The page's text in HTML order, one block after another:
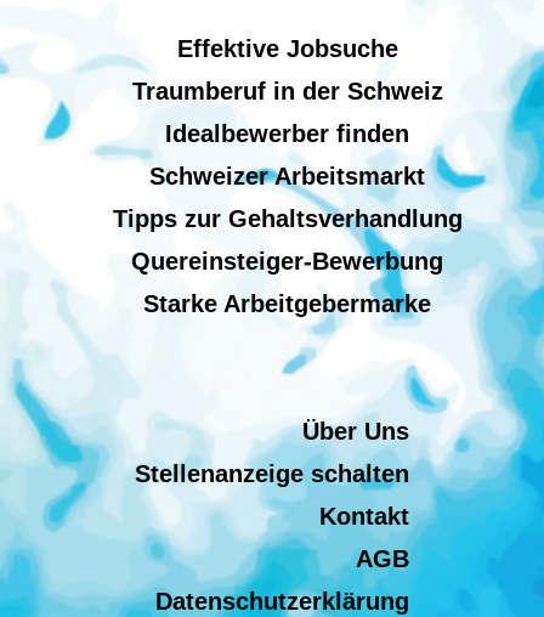
Effektive Jobsuche
Traumberuf in der Schweiz
Idealbewerber finden
Schweizer Arbeitsmarkt
Tipps zur Gehaltsverhandlung
Quereinsteiger-Bewerbung
Starke Arbeitgebermarke
Über Uns
Stellenanzeige schalten
Kontakt
AGB
Datenschutzerklärung